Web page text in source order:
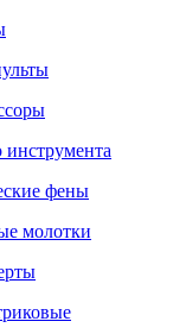
фены
молотки